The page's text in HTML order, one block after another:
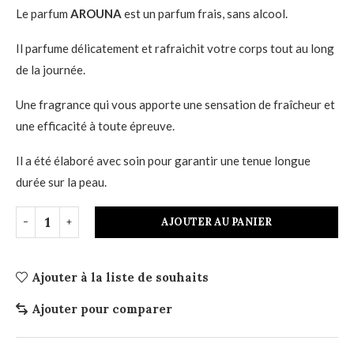
Le parfum AROUNA est un parfum frais, sans alcool.
Il parfume délicatement et rafraichit votre corps tout au long
de la journée.
Une fragrance qui vous apporte une sensation de fraîcheur et
une efficacité à toute épreuve.
Il a été élaboré avec soin pour garantir une tenue longue
durée sur la peau.
AJOUTER AU PANIER
Ajouter à la liste de souhaits
Ajouter pour comparer